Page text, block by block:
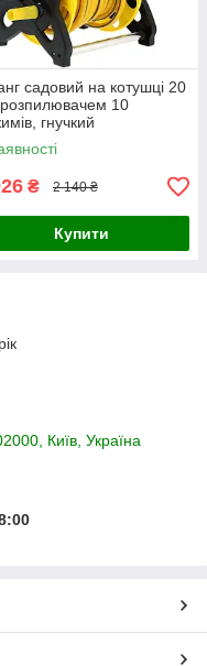
садовий на котушці 20
10
гнучкий
шланг PVC 1/2”
₴ 2 140 ₴
Купити
Київ, Україна